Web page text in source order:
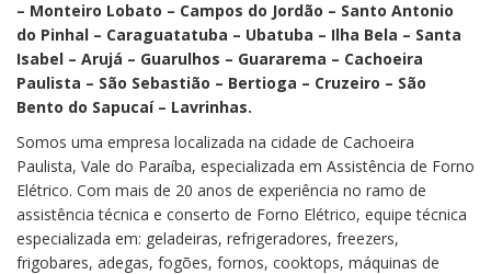
– Monteiro Lobato – Campos do Jordão – Santo Antonio
do Pinhal – Caraguatatuba – Ubatuba – Ilha Bela – Santa
Isabel – Arujá – Guarulhos – Guararema – Cachoeira
Paulista – São Sebastião – Bertioga – Cruzeiro – São
Bento do Sapucaí – Lavrinhas.
Somos uma empresa localizada na cidade de Cachoeira
Paulista, Vale do Paraíba, especializada em Assistência de Forno
Elétrico. Com mais de 20 anos de experiência no ramo de
assistência técnica e conserto de Forno Elétrico, equipe técnica
especializada em: geladeiras, refrigeradores, freezers,
frigobares, adegas, fogões, fornos, cooktops, máquinas de